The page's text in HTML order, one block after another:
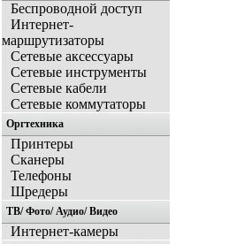
Беспроводной доступ
Интернет-
маршрутизаторы
Сетевые аксессуары
Сетевые инструменты
Сетевые кабели
Сетевые коммутаторы
Оргтехника
Принтеры
Сканеры
Телефоны
Шредеры
ТВ/ Фото/ Аудио/ Видео
Интернет-камеры